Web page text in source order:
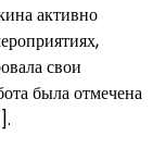
активно
свои
была отмечена